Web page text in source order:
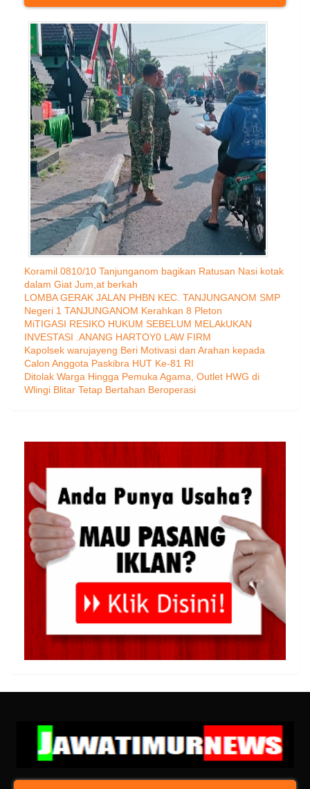
Koramil 0810/10 Tanjunganom bagikan Ratusan Nasi kotak
dalam Giat Jum,at berkah
LOMBA GERAK JALAN PHBN KEC. TANJUNGANOM SMP
Negeri 1 TANJUNGANOM Kerahkan 8 Pleton
MiTIGASI RESIKO HUKUM SEBELUM MELAkUKAN
INVESTASI .ANANG HARTOY0 LAW FIRM
Kapolsek warujayeng Beri Motivasi dan Arahan kepada
Calon Anggota Paskibra HUT Ke-81 RI
Ditolak Warga Hingga Pemuka Agama, Outlet HWG di
Wlingi Blitar Tetap Bertahan Beroperasi